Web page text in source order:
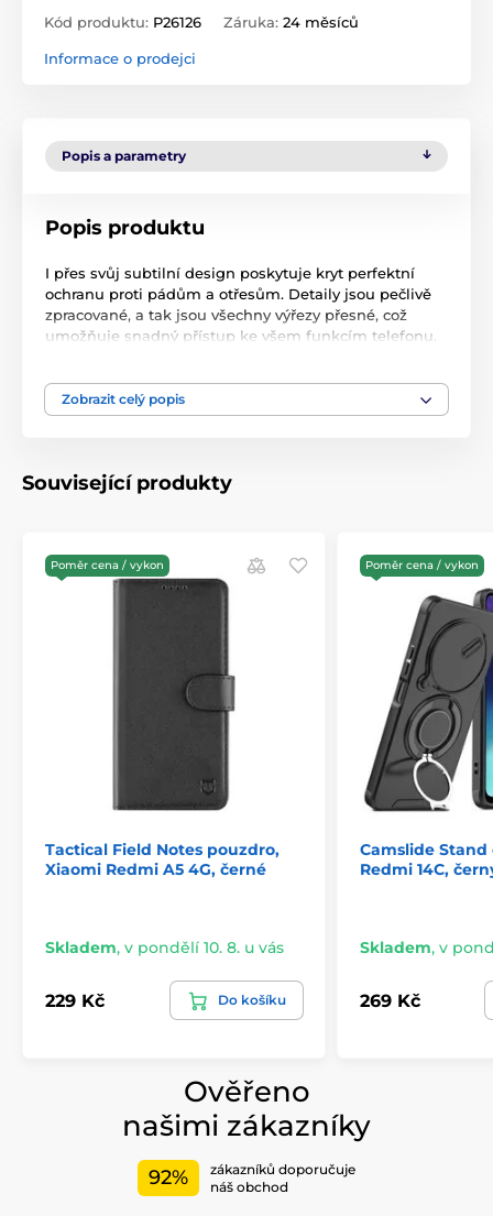
Kód produktu: P26126 Záruka: 24 měsíců
Informace o prodejci
Popis a parametry
Popis produktu
I přes svůj subtilní design poskytuje kryt perfektní
ochranu proti pádům a otřesům. Detaily jsou pečlivě
zpracované, a tak jsou všechny výřezy přesné, což
umožňuje snadný přístup ke všem funkcím telefonu.
připraven k používání.
Vyrobeno z TPU materiálu (Termoplastický
polyuretan)
Tloušťka 1.5mm
Hmotnost 25g
Precizní provedení výřezů pro porty
Snadno přístupná tlačítka
Zobrazit celý popis
Související produkty
Poměr cena / vykon
Tactical Field Notes pouzdro,
Xiaomi Redmi A5 4G, černé
Skladem, v pondělí 10. 8. u vás
229 Kč Do košíku
Poměr cena / vykon
Camslide Stand
Redmi 14C,
Skladem, v
269 Kč
Ověřeno
našimi zákazníky
92%
zákazníků doporučuje
náš obchod